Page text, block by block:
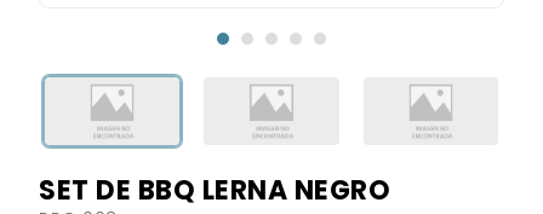
SET DE BBQ LERNA NEGRO